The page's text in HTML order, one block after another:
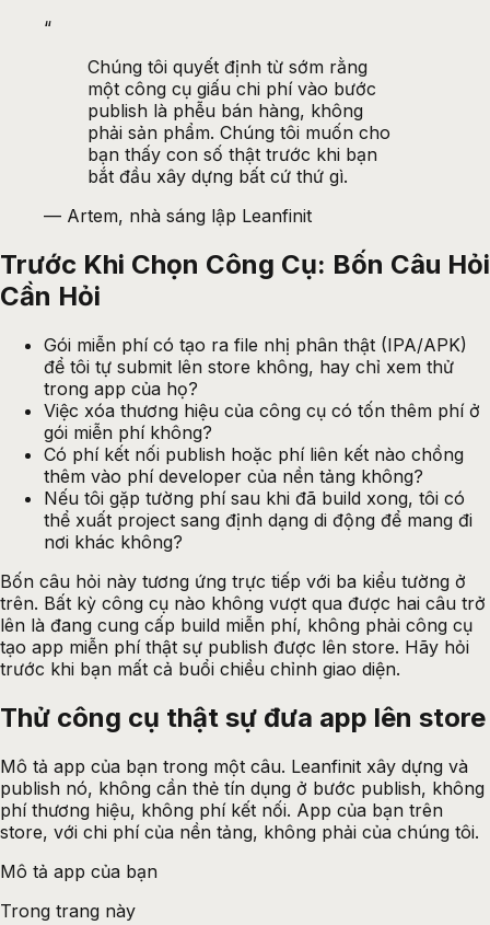
“
Chúng tôi quyết định từ sớm rằng
một công cụ giấu chi phí vào bước
publish là phễu bán hàng, không
phải sản phẩm. Chúng tôi muốn cho
bạn thấy con số thật trước khi bạn
bắt đầu xây dựng bất cứ thứ gì.
— Artem, nhà sáng lập Leanfinit
Trước Khi Chọn Công Cụ: Bốn Câu Hỏi
Cần Hỏi
Gói miễn phí có tạo ra file nhị phân thật (IPA/APK)
để tôi tự submit lên store không, hay chỉ xem thử
trong app của họ?
Việc xóa thương hiệu của công cụ có tốn thêm phí ở
gói miễn phí không?
Có phí kết nối publish hoặc phí liên kết nào chồng
thêm vào phí developer của nền tảng không?
Nếu tôi gặp tường phí sau khi đã build xong, tôi có
thể xuất project sang định dạng di động để mang đi
nơi khác không?
Bốn câu hỏi này tương ứng trực tiếp với ba kiểu tường ở
trên. Bất kỳ công cụ nào không vượt qua được hai câu trở
lên là đang cung cấp build miễn phí, không phải công cụ
tạo app miễn phí thật sự publish được lên store. Hãy hỏi
trước khi bạn mất cả buổi chiều chỉnh giao diện.
Thử công cụ thật sự đưa app lên store
Mô tả app của bạn trong một câu. Leanfinit xây dựng và
publish nó, không cần thẻ tín dụng ở bước publish, không
phí thương hiệu, không phí kết nối. App của bạn trên
store, với chi phí của nền tảng, không phải của chúng tôi.
Mô tả app của bạn
Trong trang này